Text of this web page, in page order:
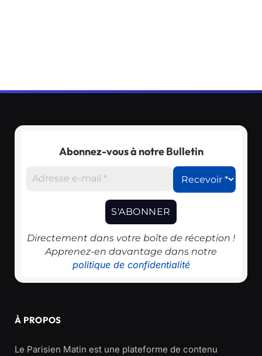
Abonnez-vous à notre Bulletin
Directement dans votre boîte de réception !
Apprenez-en davantage dans notre
politique de confidentialité
À PROPOS
Le Parisien Matin est une plateforme de contenu